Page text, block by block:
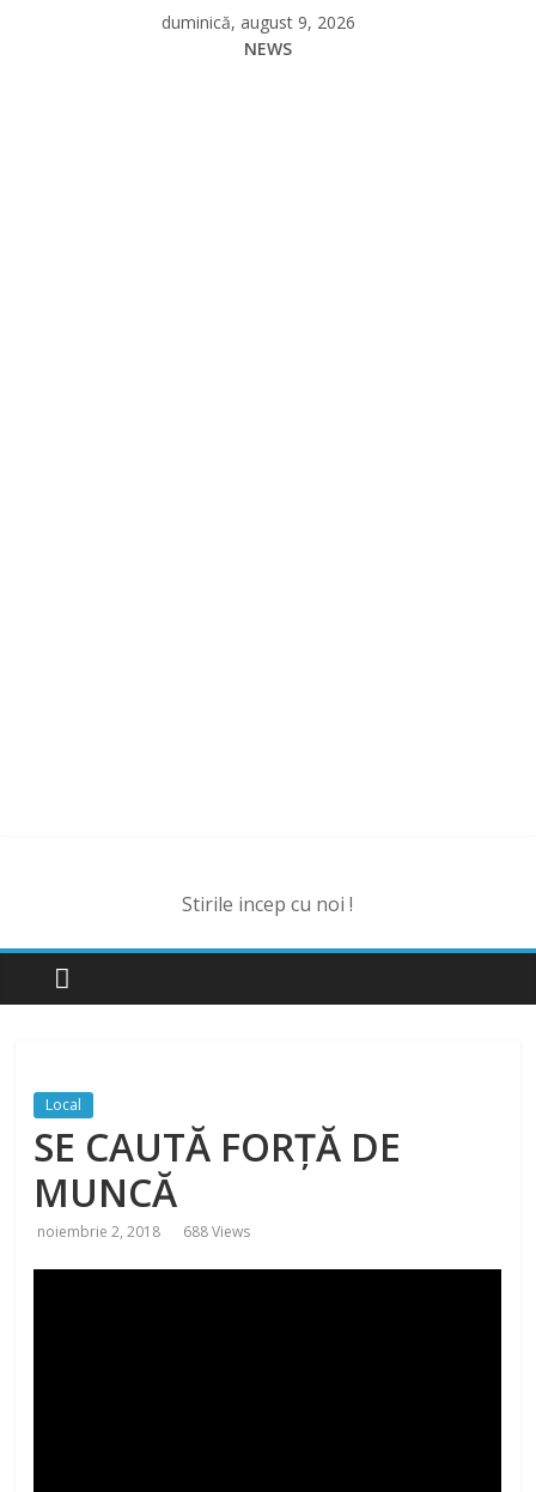
duminică, august 9, 2026
NEWS
Stirile incep cu noi !
Local
SE CAUTĂ FORȚĂ DE
MUNCĂ
noiembrie 2, 2018 688 Views